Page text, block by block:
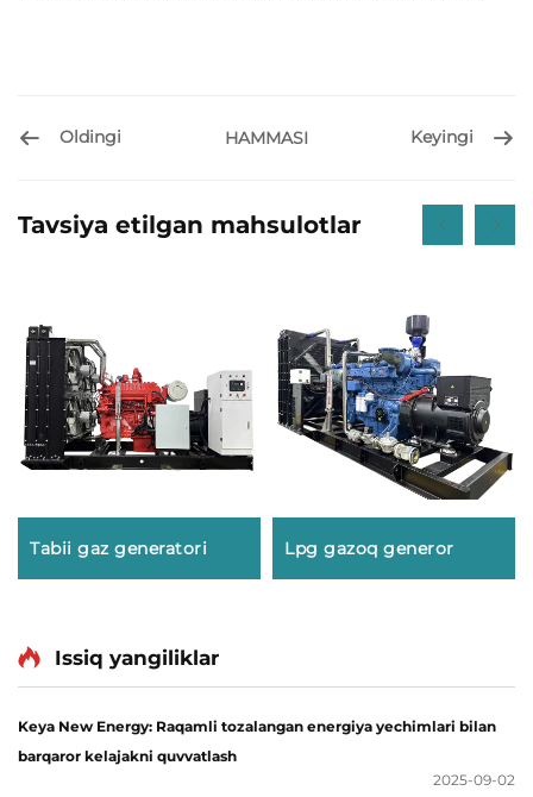
Oldingi HAMMASI Keyingi
Tavsiya etilgan mahsulotlar
Tabii gaz generatori Lpg gazoq generor
Issiq yangiliklar
Keya New Energy: Raqamli tozalangan energiya yechimlari bilan
barqaror kelajakni quvvatlash
2025-09-02